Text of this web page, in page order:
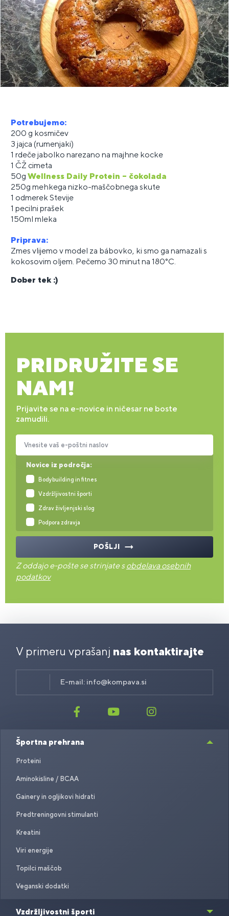
Potrebujemo:
200 g kosmičev
3 jajca (rumenjaki)
1 rdeče jabolko narezano na majhne kocke
1 ČŽ cimeta
50g Wellness Daily Protein – čokolada
250g mehkega nizko-maščobnega skute
1 odmerek Stevije
1 pecilni prašek
150ml mleka
Priprava:
Zmes vlijemo v model za bábovko, ki smo ga namazali s
kokosovim oljem. Pečemo 30 minut na 180°C.
Dober tek :)
PRIDRUŽITE SE
NAM!
Prijavite se na e-novice in ničesar ne boste
zamudili.
Novice iz področja:
Bodybuilding in fitnes
Vzdržljivostni športi
Zdrav življenjski slog
Podpora zdravja
Vnesite vaš e-poštni naslov
POŠLJI
Z oddajo e-pošte se strinjate sobdelava osebnih
podatkov
V primeru vprašanj nas kontaktirajte
E-mail: info@kompava.si
Športna prehrana
Proteini
Aminokisline / BCAA
Gainery in ogljikovi hidrati
Predtreningovni stimulanti
Kreatini
Viri energije
Topilci maščob
Veganski dodatki
Vzdržljivostni športi